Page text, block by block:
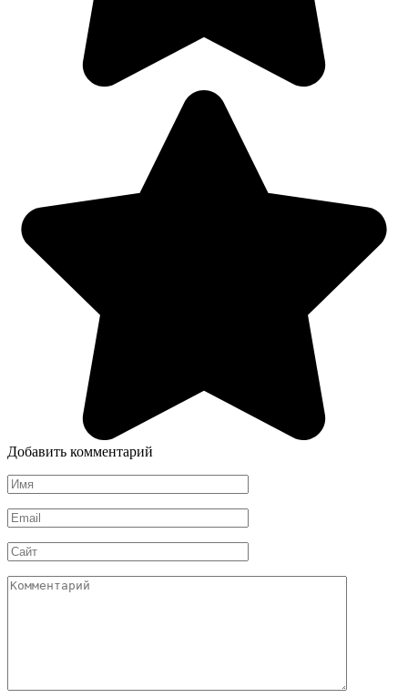
Добавить комментарий
Имя
*
Email
*
Сайт
Комментарий